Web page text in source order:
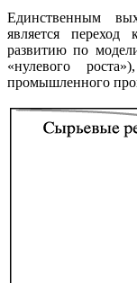
Единственным
является
развитию по
«нулевого
промышленного